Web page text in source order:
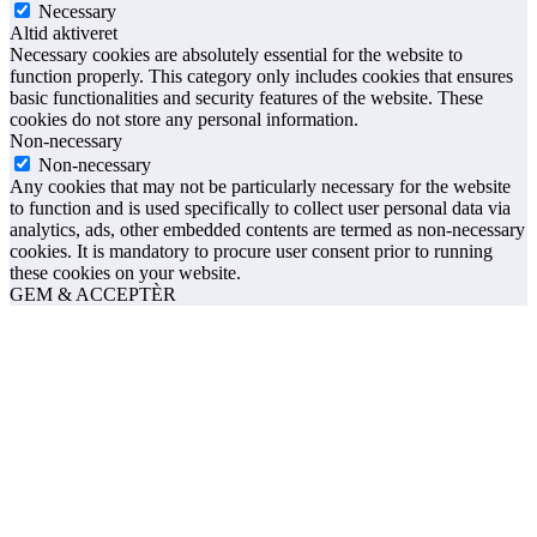
Necessary
Altid aktiveret
Necessary cookies are absolutely essential for the website to
function properly. This category only includes cookies that ensures
basic functionalities and security features of the website. These
cookies do not store any personal information.
Non-necessary
Non-necessary
Any cookies that may not be particularly necessary for the website
to function and is used specifically to collect user personal data via
analytics, ads, other embedded contents are termed as non-necessary
cookies. It is mandatory to procure user consent prior to running
these cookies on your website.
GEM & ACCEPTÈR